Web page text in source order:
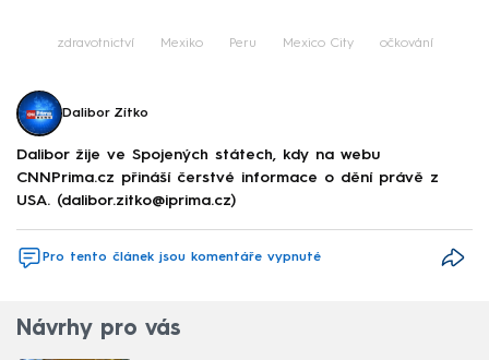
zdravotnictví Mexiko Peru Mexico City očkování
Dalibor Zítko
Dalibor žije ve Spojených státech, kdy na webu
CNNPrima.cz přináší čerstvé informace o dění právě z
USA. (dalibor.zitko@iprima.cz)
Pro tento článek jsou komentáře vypnuté
Návrhy pro vás